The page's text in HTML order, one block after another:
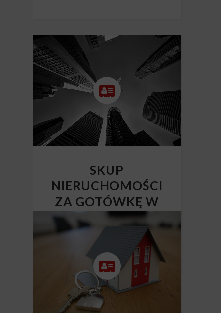
SKUP
NIERUCHOMOŚCI
ZA GOTÓWKĘ W
CAŁEJ POLSCE
Skup nieruchomości Polska